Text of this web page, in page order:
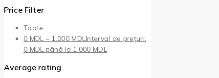
Price Filter
Toate
0 MDL – 1.000MDLInterval de prețuri:
0 MDL până la 1.000 MDL
Average rating